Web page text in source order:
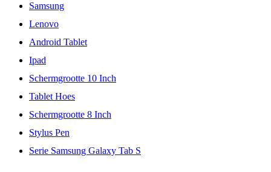
Samsung
Lenovo
Android Tablet
Ipad
Schermgrootte 10 Inch
Tablet Hoes
Schermgrootte 8 Inch
Stylus Pen
Serie Samsung Galaxy Tab S